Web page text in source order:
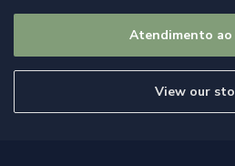
Atendimento
View our